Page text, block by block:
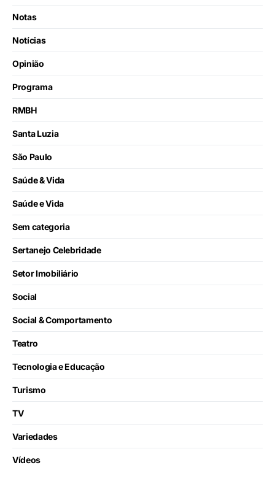
Notas
Notícias
Opinião
Programa
RMBH
Santa Luzia
São Paulo
Saúde & Vida
Saúde e Vida
Sem categoria
Sertanejo Celebridade
Setor Imobiliário
Social
Social & Comportamento
Teatro
Tecnologia e Educação
Turismo
TV
Variedades
Vídeos